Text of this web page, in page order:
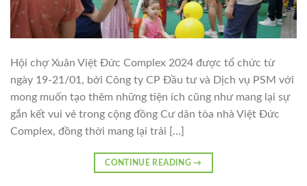
Hội chợ Xuân Việt Đức Complex 2024 được tổ chức từ
ngày 19-21/01, bởi Công ty CP Đầu tư và Dịch vụ PSM với
mong muốn tạo thêm những tiện ích cũng như mang lại sự
gắn kết vui vẻ trong cộng đồng Cư dân tòa nhà Việt Đức
Complex, đồng thời mang lại trải […]
CONTINUE READING→